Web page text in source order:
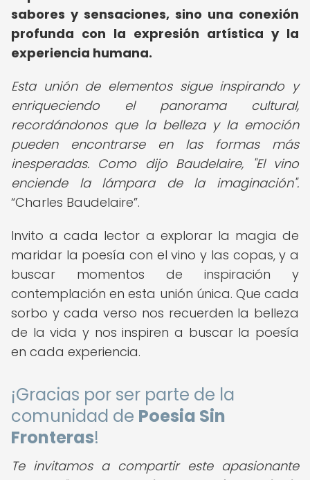
sabores y sensaciones, sino una conexión
profunda con la expresión artística y la
experiencia humana.
Esta unión de elementos sigue inspirando y
enriqueciendo el panorama cultural,
recordándonos que la belleza y la emoción
pueden encontrarse en las formas más
inesperadas. Como dijo Baudelaire, "El vino
enciende la lámpara de la imaginación".
Charles Baudelaire .
Invito a cada lector a explorar la magia de
maridar la poesía con el vino y las copas, y a
buscar momentos de inspiración y
contemplación en esta unión única. Que cada
sorbo y cada verso nos recuerden la belleza
de la vida y nos inspiren a buscar la poesía
en cada experiencia.
¡Gracias por ser parte de la
comunidad de Poesia Sin
Fronteras!
Te invitamos a compartir este apasionante